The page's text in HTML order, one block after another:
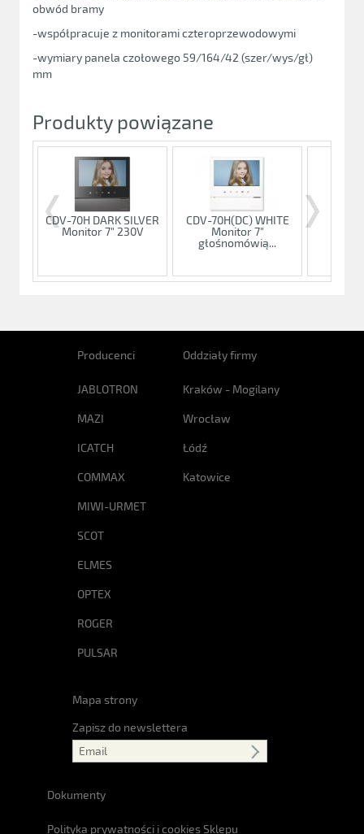
obwód bramy
-współpracuje z monitorami czteroprzewodowymi
-wymiary panela czołowego 59/164/42 (szer/wys/gł)
mm
Produkty powiązane
CDV-70H DARK SILVER
Monitor 7" 230V
CDV-70H(DC) WHITE
Monitor 7"
głośnomówią...
Producenci
JABLOTRON
MAZI
ICATCH
COMMAX
MIWI-URMET
SCOT
ELMES
OPTEX
ROGER
PULSAR
Oddziały firmy
Kraków - Mogilany
Wrocław
Łódź
Katowice
Mapa strony
Zapisz do newslettera
Dokumenty
Polityka prywatności i cookies Sklepu